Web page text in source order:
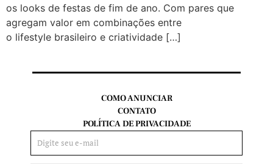
os looks de festas de fim de ano. Com pares que
agregam valor em combinações entre
o lifestyle brasileiro e criatividade […]
COMO ANUNCIAR
CONTATO
POLÍTICA DE PRIVACIDADE